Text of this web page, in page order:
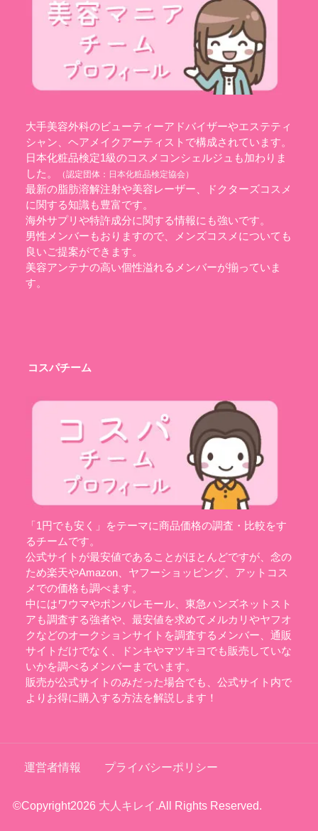
大手美容外科のビューティーアドバイザーやエステティ
シャン、ヘアメイクアーティストで構成されています。
日本化粧品検定1級のコスメコンシェルジュも加わりま
した。
（認定団体： 日本化粧品検定協会）
最新の脂肪溶解注射や美容レーザー、ドクターズコスメ
に関する知識も豊富です。
海外サプリや特許成分に関する情報にも強いです。
男性メンバーもおりますので、メンズコスメについても
良いご提案ができます。
美容アンテナの高い個性溢れるメンバーが揃っていま
す。
コスパチーム
「1円でも安く」をテーマに商品価格の調査・比較をす
るチームです。
公式サイトが最安値であることがほとんどですが、念の
ため楽天やAmazon、ヤフーショッピング、アットコス
メでの価格も調べます。
中にはワウマやポンパレモール、東急ハンズネットスト
アも調査する強者や、最安値を求めてメルカリやヤフオ
クなどのオークションサイトを調査するメンバー、通販
サイトだけでなく、ドンキやマツキヨでも販売していな
いかを調べるメンバーまでいます。
販売が公式サイトのみだった場合でも、公式サイト内で
よりお得に購入する方法を解説します！
運営者情報 プライバシーポリシー
©Copyright2026 大人キレイ .All Rights Reserved.